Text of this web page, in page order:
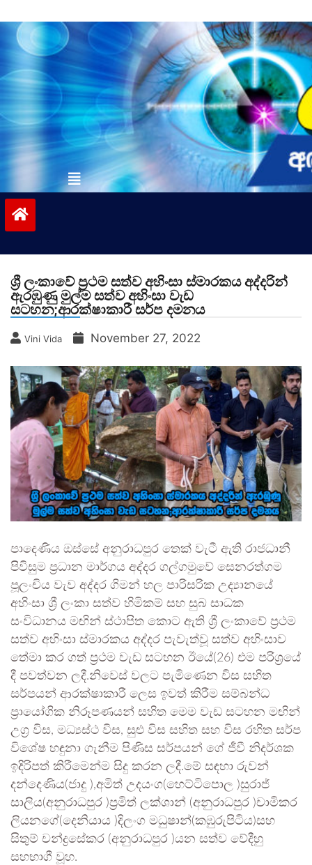
to
contentvinivida.lk
ශ්‍රී ලංකාවේ ප්‍රථම සත්ව අහිංසා ස්මාරකය අද්දරින්
ඇරඹුණු මුල්ම සත්ව අහිංසා වැඩ
සටහන;ආරක්ෂාකාරී සර්ප දමනය
Vini Vida November 27, 2022
පාදෙණිය ඔස්සේ අනුරාධපුර තෙක් වැටී ඇති රාජධානී
පිවිසුම ප්‍රධාන මාර්ගය අද්දර ගල්ගමුවේ සෙනරත්ගම
පූලංචිය වැව අද්දර ගිමන් හල පාරිසරික උද්‍යානයේ
අහිංසා ශ්‍රී ලංකා සත්ව හිමිකම් සහ සුබ සාධක
සංවිධානය මඟින් ස්ථාපිත කොට ඇති ශ්‍රී ලංකාවේ ප්‍රථම
සත්ව අහිංසා ස්මාරකය අද්දර පැවැත්වූ සත්ව අහිංසාව
තේමා කර ගත් ප්‍රථම වැඩ සටහන ඊයේ(26) එම පරිශ්‍රයේ
දී පවත්වන ලදී.නිවෙස් වලට පැමිණෙන විස සහිත
සර්පයන් ආරක්ෂාකාරී ලෙස ඉවත් කිරීම සම්බන්ධ
ප්‍රායෝගික නිරූපණයන් සහිත මෙම වැඩ සටහන මඟින්
උග්‍ර විස, මධ්‍යස්ථ විස, සුළු විස සහිත සහ විස රහිත සර්ප
විශේෂ හඳුනා ගැනීම පිණිස සර්පයන් ගේ ජීවී නිදර්ශක
ඉදිරිපත් කිරීමෙන්ම සිදු කරන ලදී.මේ සඳහා රුවන්
දන්දෙණිය(ජාදු ),අමිත් උදයංග(හෙට්ටිපොල )සුරාජ්
සාලිය(අනුරාධපුර )ප්‍රමිත් ලක්ශාන් (අනුරාධපුර )චාමිකර
ලියනගේ(දෙනියාය )දිලංග මධුෂාන්(කඹුරුපිටිය)සහ
සිතුම් චන්ද්‍රසේකර (අනුරාධපුර )යන සත්ව වේදීහු
සහභාගී වූහ.